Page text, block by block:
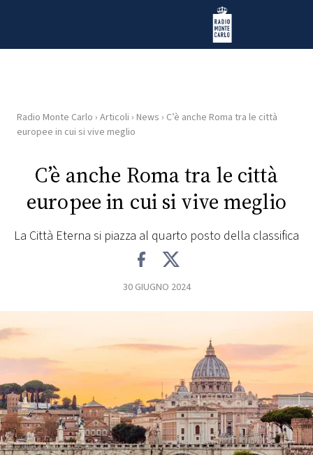
Radio Monte Carlo
HOME
RADIO
WEB
FOTO
CONCORSI
EVENTI
Radio Monte Carlo › Articoli › News › C’è anche Roma tra le città
europee in cui si vive meglio
C’è anche Roma tra le città
europee in cui si vive meglio
La Città Eterna si piazza al quarto posto della classifica
30 GIUGNO 2024